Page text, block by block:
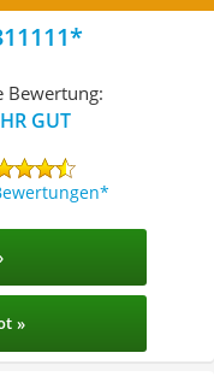
Bewertung:
GUT
»